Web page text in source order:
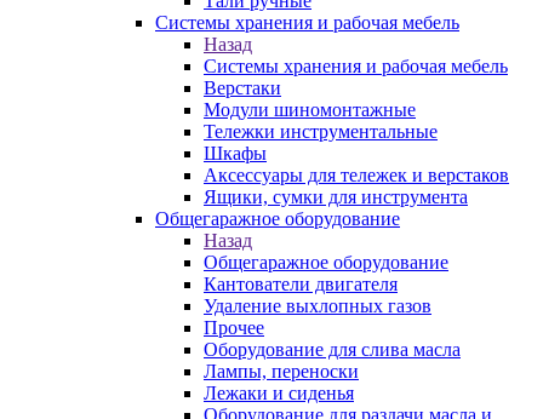
Системы хранения и рабочая мебель
Назад
Системы хранения и рабочая мебель
Верстаки
Модули шиномонтажные
Тележки инструментальные
Шкафы
Аксессуары для тележек и верстаков
Ящики, сумки для инструмента
Общегаражное оборудование
Назад
Общегаражное оборудование
Кантователи двигателя
Удаление выхлопных газов
Прочее
Оборудование для слива масла
Лампы, переноски
Лежаки и сиденья
Оборудование для раздачи масла и